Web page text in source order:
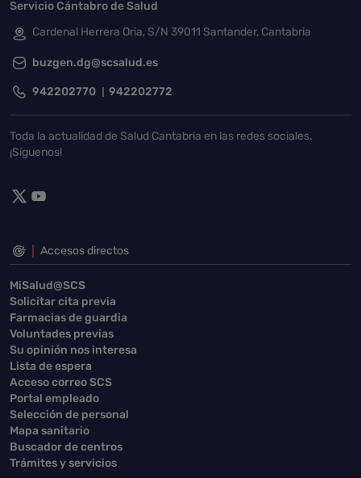
Servicio Cántabro de Salud
Cardenal Herrera Oria, S/N 39011 Santander, Cantabria
buzgen.dg@scsalud.es
942202770 942202772
Toda la actualidad de Salud Cantabria en las redes sociales.
¡Síguenos!
Accesos directos
MiSalud@SCS
Solicitar cita previa
Farmacias de guardia
Voluntades previas
Su opinión nos interesa
Lista de espera
Acceso correo SCS
Portal empleado
Selección de personal
Mapa sanitario
Buscador de centros
Trámites y servicios